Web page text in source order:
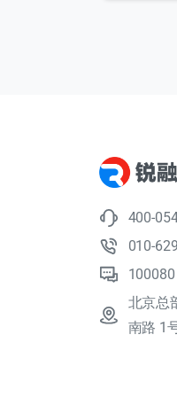
400-
010-
100080
北京总
南路 1